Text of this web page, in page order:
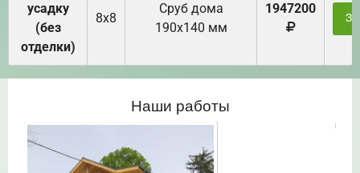
усадку
(без
отделки)
8х8
Cруб дома
190х140 мм
1947200
Наши работы